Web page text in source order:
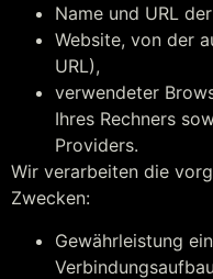
Name und URL
Website, von der
URL),
verwendeter
Ihres Rechners
Providers.
Wir verarbeiten die
Zwecken:
Gewährleistung